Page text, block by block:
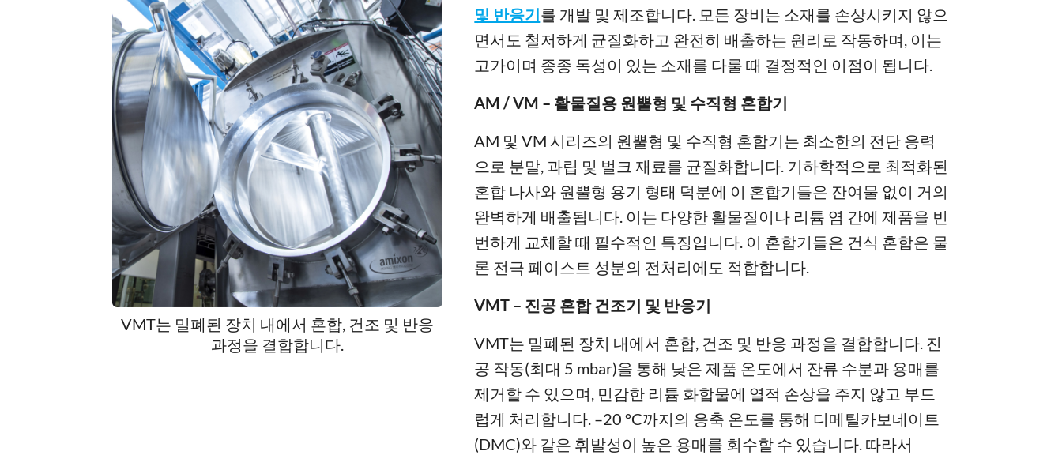
VMT는 밀폐된 장치 내에서 혼합, 건조 및 반응
과정을 결합합니다.
및 반응기를 개발 및 제조합니다. 모든 장비는 소재를 손상시키지 않으
면서도 철저하게 균질화하고 완전히 배출하는 원리로 작동하며, 이는
고가이며 종종 독성이 있는 소재를 다룰 때 결정적인 이점이 됩니다.
AM / VM – 활물질용 원뿔형 및 수직형 혼합기
AM 및 VM 시리즈의 원뿔형 및 수직형 혼합기는 최소한의 전단 응력
으로 분말, 과립 및 벌크 재료를 균질화합니다. 기하학적으로 최적화된
혼합 나사와 원뿔형 용기 형태 덕분에 이 혼합기들은 잔여물 없이 거의
완벽하게 배출됩니다. 이는 다양한 활물질이나 리튬 염 간에 제품을 빈
번하게 교체할 때 필수적인 특징입니다. 이 혼합기들은 건식 혼합은 물
론 전극 페이스트 성분의 전처리에도 적합합니다.
VMT – 진공 혼합 건조기 및 반응기
VMT는 밀폐된 장치 내에서 혼합, 건조 및 반응 과정을 결합합니다. 진
공 작동(최대 5 mbar)을 통해 낮은 제품 온도에서 잔류 수분과 용매를
제거할 수 있으며, 민감한 리튬 화합물에 열적 손상을 주지 않고 부드
럽게 처리합니다. –20 °C까지의 응축 온도를 통해 디메틸카보네이트
(DMC)와 같은 휘발성이 높은 용매를 회수할 수 있습니다. 따라서